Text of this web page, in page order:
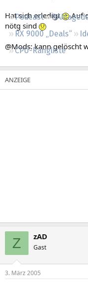
Podcast
RX 9000 „Deals“
CPU-Rangliste
Hat sich erledigt
Auf
nötg sind
@Mods: kann gelöscht
Z zAD
Gast
3. März 2005